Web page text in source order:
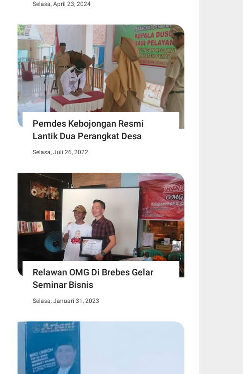
Selasa, April 23, 2024
Pemdes Kebojongan Resmi
Lantik Dua Perangkat Desa
Selasa, Juli 26, 2022
Relawan OMG Di Brebes Gelar
Seminar Bisnis
Selasa, Januari 31, 2023